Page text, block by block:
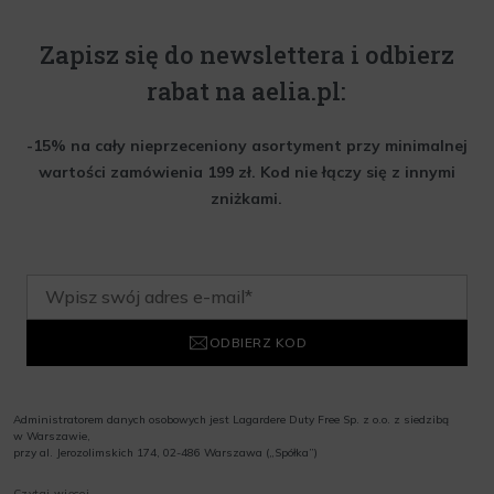
Zapisz się do newslettera i odbierz
rabat na aelia.pl:
-15% na cały nieprzeceniony asortyment przy minimalnej
wartości zamówienia 199 zł. Kod nie łączy się z innymi
zniżkami.
ODBIERZ KOD
Administratorem danych osobowych jest Lagardere Duty Free Sp. z o.o. z siedzibą
w Warszawie,
przy al. Jerozolimskich 174, 02-486 Warszawa („Spółka”)